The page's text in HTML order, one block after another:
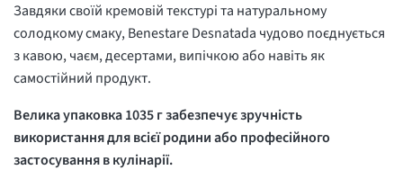
Завдяки своїй кремовій текстурі та натуральному
солодкому смаку, Benestare Desnatada чудово поєднується
з кавою, чаєм, десертами, випічкою або навіть як
самостійний продукт.
Велика упаковка 1035 г забезпечує зручність
використання для всієї родини або професійного
застосування в кулінарії.